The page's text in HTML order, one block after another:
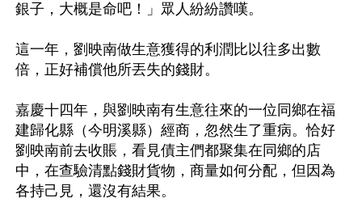
銀子，大概是命吧！」眾人紛紛讚嘆。
這一年，劉映南做生意獲得的利潤比以往多出數
倍，正好補償他所丟失的錢財。
嘉慶十四年，與劉映南有生意往來的一位同鄉在福
建歸化縣（今明溪縣）經商，忽然生了重病。恰好
劉映南前去收賬，看見債主們都聚集在同鄉的店
中，在查驗清點錢財貨物，商量如何分配，但因為
各持己見，還沒有結果。